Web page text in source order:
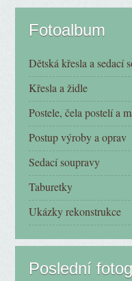
Fotoalbum
Dětská křesla a sedací
Křesla a židle
Postele, čela postelí a
Postup výroby a oprav
Sedací soupravy
Taburetky
Ukázky rekonstrukce
Poslední